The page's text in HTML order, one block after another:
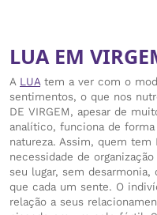
LUA EM
A LUAtem a ver com o
sentimentos, o que nos
DE VIRGEM, apesar de
analítico, funciona de
natureza. Assim, quem
necessidade de
seu lugar, sem
que cada um sente. O
relação a seus